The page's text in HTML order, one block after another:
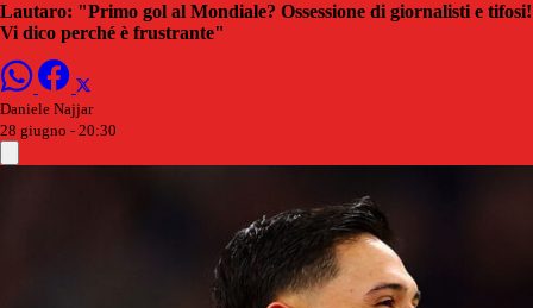
Lautaro: "Primo gol al Mondiale? Ossessione di giornalisti e tifosi!
Vi dico perché è frustrante"
Daniele Najjar
28 giugno - 20:30